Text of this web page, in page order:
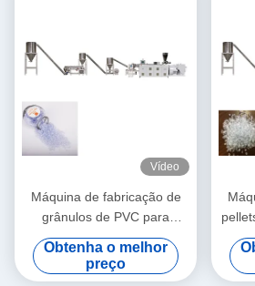
Vídeo
Máquina de fabricação de
grânulos de PVC para
material de PVC de injecção
Obtenha o melhor
preço
/